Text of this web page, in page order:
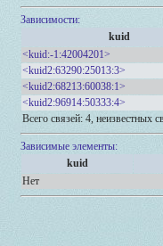
Зависимости:
kuid
<kuid:-1:42004201>
<kuid2:63290:25013:3>
<kuid2:68213:60038:1>
<kuid2:96914:50333:4>
Всего связей: 4, неизвестных
Зависимые элементы:
kuid
Нет